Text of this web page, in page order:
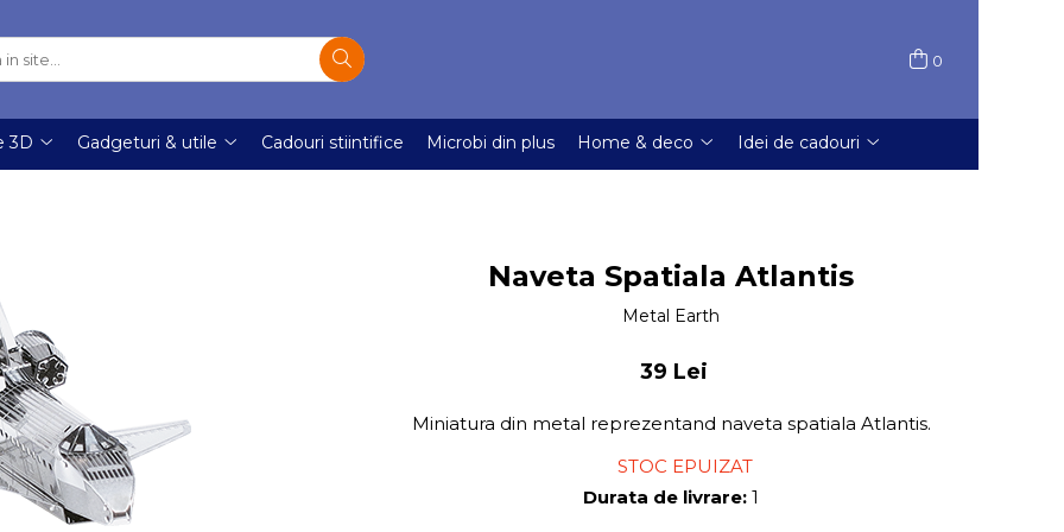
0
3D Gadgeturi & utile Cadouri stiintifice Microbi din plus Home & deco Idei de cadouri
Naveta Spatiala Atlantis
Metal Earth
39 Lei
Miniatura din metal reprezentand naveta spatiala Atlantis.
STOC EPUIZAT
Durata de livrare: 1